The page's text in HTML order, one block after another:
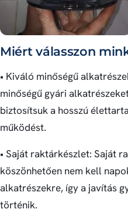
Miért válasszon
• Kiváló minőségű
minőségű gyári
biztosítsuk a hosszú
működést.
• Saját raktárkészlet: Saját
köszönhetően nem kell
alkatrészekre, így a javítás
történik.